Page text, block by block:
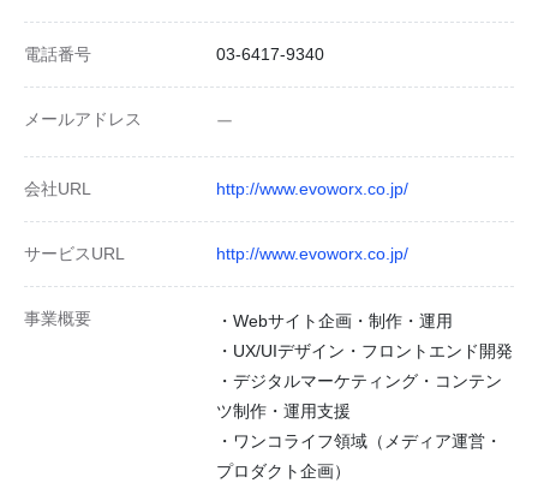
電話番号 03-6417-9340
メールアドレス ー
会社URL http://www.evoworx.co.jp/
サービスURL http://www.evoworx.co.jp/
事業概要
・Webサイト企画・制作・運用
・UX/UIデザイン・フロントエンド開発
・デジタルマーケティング・コンテン
ツ制作・運用支援
・ワンコライフ領域（メディア運営・
プロダクト企画）